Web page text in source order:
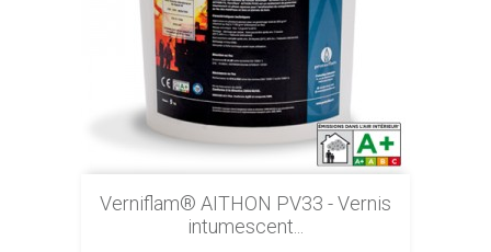
Verniflam® AITHON PV33 - Vernis
intumescent...